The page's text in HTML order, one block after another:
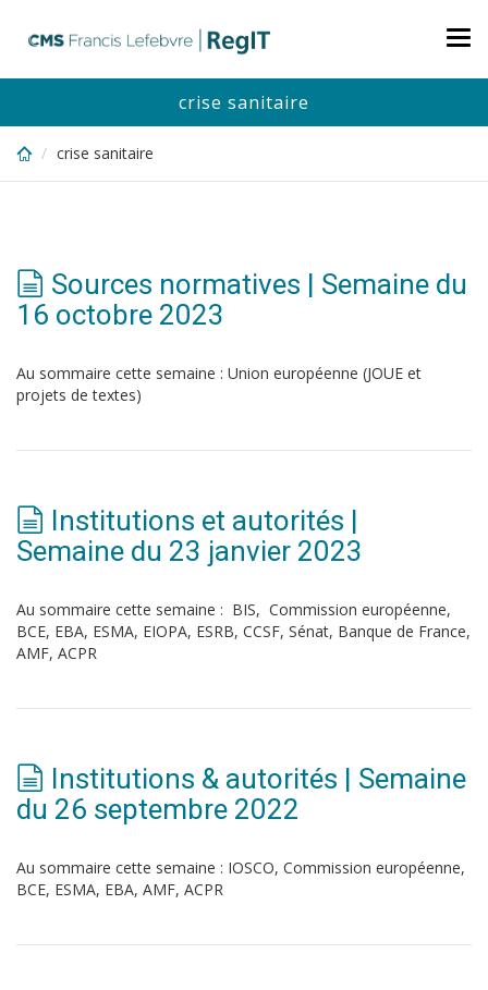
content
crise sanitaire
crise sanitaire
Sources normatives | Semaine du
16 octobre 2023
Au sommaire cette semaine : Union européenne (JOUE et
projets de textes)
Institutions et autorités |
Semaine du 23 janvier 2023
Au sommaire cette semaine : BIS, Commission européenne,
BCE, EBA, ESMA, EIOPA, ESRB, CCSF, Sénat, Banque de France,
AMF, ACPR
Institutions & autorités | Semaine
du 26 septembre 2022
Au sommaire cette semaine : IOSCO, Commission européenne,
BCE, ESMA, EBA, AMF, ACPR